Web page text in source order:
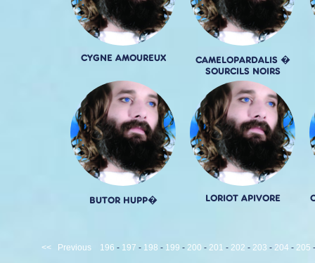
CYGNE AMOUREUX
CAMELOPARDALIS �
SOURCILS NOIRS
BUTOR HUPP� LORIOT APIVORE
<< Previous 196 - 197 - 198 - 199 - 200 - 201 - 202 - 203 - 204 - 205